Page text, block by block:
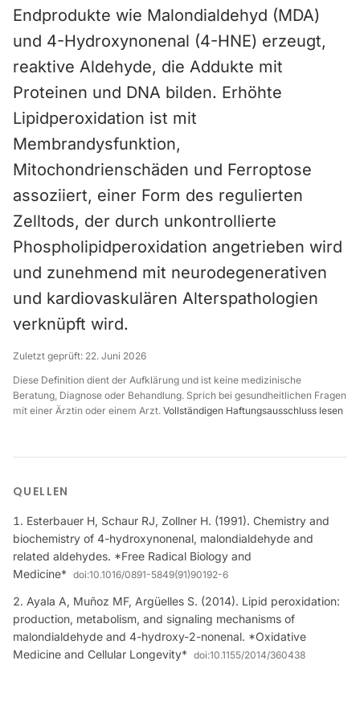
Endprodukte wie Malondialdehyd (MDA)
und 4-Hydroxynonenal (4-HNE) erzeugt,
reaktive Aldehyde, die Addukte mit
Proteinen und DNA bilden. Erhöhte
Lipidperoxidation ist mit
Membrandysfunktion,
Mitochondrienschäden und Ferroptose
assoziiert, einer Form des regulierten
Zelltods, der durch unkontrollierte
Phospholipidperoxidation angetrieben wird
und zunehmend mit neurodegenerativen
und kardiovaskulären Alterspathologien
verknüpft wird.
Zuletzt geprüft: 22. Juni 2026
Diese Definition dient der Aufklärung und ist keine medizinische
Beratung, Diagnose oder Behandlung. Sprich bei gesundheitlichen Fragen
mit einer Ärztin oder einem Arzt. Vollständigen Haftungsausschluss lesen
QUELLEN
Esterbauer H, Schaur RJ, Zollner H. (1991). Chemistry and
biochemistry of 4-hydroxynonenal, malondialdehyde and
related aldehydes. *Free Radical Biology and
Medicine* doi:10.1016/0891-5849(91)90192-6
Ayala A, Muñoz MF, Argüelles S. (2014). Lipid peroxidation:
production, metabolism, and signaling mechanisms of
malondialdehyde and 4-hydroxy-2-nonenal. *Oxidative
Medicine and Cellular Longevity* doi:10.1155/2014/360438